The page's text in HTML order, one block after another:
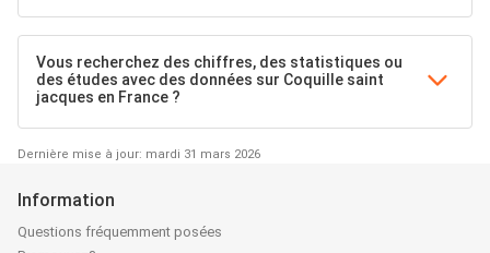
Vous recherchez des chiffres, des statistiques ou
des études avec des données sur Coquille saint
jacques en France ?
Dernière mise à jour: mardi 31 mars 2026
Information
Questions fréquemment posées